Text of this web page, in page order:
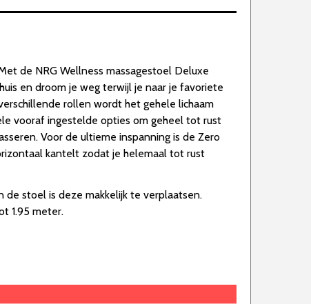
de NRG Wellness massagestoel Deluxe
en droom je weg terwijl je naar je favoriete
rollen wordt het gehele lichaam
vooraf ingestelde opties om geheel tot rust
Voor de ultieme inspanning is de Zero
kantelt zodat je helemaal tot rust
stoel is deze makkelijk te verplaatsen.
1.95 meter.